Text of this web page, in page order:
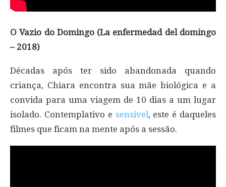
O Vazio do Domingo (La enfermedad del domingo
– 2018)
Décadas após ter sido abandonada quando
criança, Chiara encontra sua mãe biológica e a
convida para uma viagem de 10 dias a um lugar
isolado. Contemplativo e sensível, este é daqueles
filmes que ficam na mente após a sessão.